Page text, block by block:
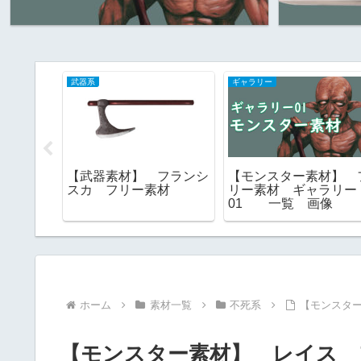
武器系
【武器素材】 フランシ
スカ フリー素材
ギャラリー
【モンスター素材】
リー素材 ギャラリー
01 一覧 画像
ホーム 素材一覧 不死系 【モンス
【モンスター素材】 レイ